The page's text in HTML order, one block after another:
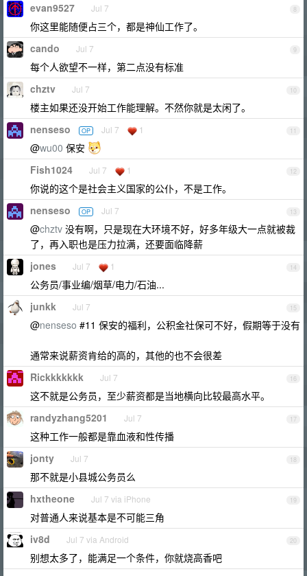
8
evan9527 Jul 7
你这里能随便占三个，都是神仙工作了。
9
cando Jul 7
每个人欲望不一样，第二点没有标准
10
chztv Jul 7
楼主如果还没开始工作能理解。不然你就是太闲了。
11
nenseso OP Jul 7 1
@wu00 保安
12
Fish1024 Jul 7 1
你说的这个是社会主义国家的公仆，不是工作。
13
nenseso OP Jul 7
@chztv 没有啊，只是现在大环境不好，好多年级大一点就被裁
了，再入职也是压力拉满，还要面临降薪
14
jones Jul 7 1
公务员/事业编/烟草/电力/石油...
15
junkk Jul 7
@nenseso #11 保安的福利，公积金社保可不好，假期等于没有
通常来说薪资肯给的高的，其他的也不会很差
16
Rickkkkkkk Jul 7
这不就是公务员，至少薪资都是当地横向比较最高水平。
17
randyzhang5201 Jul 7
这种工作一般都是靠血液和性传播
18
jonty Jul 7
那不就是小县城公务员么
19
hxtheone Jul 7 via iPhone
对普通人来说基本是不可能三角
20
iv8d Jul 7 via Android
别想太多了，能满足一个条件，你就烧高香吧